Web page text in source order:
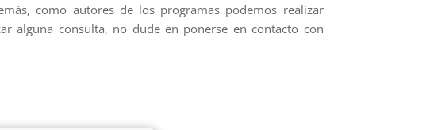
como autores de los programas podemos realizar
alguna consulta, no dude en ponerse en contacto con